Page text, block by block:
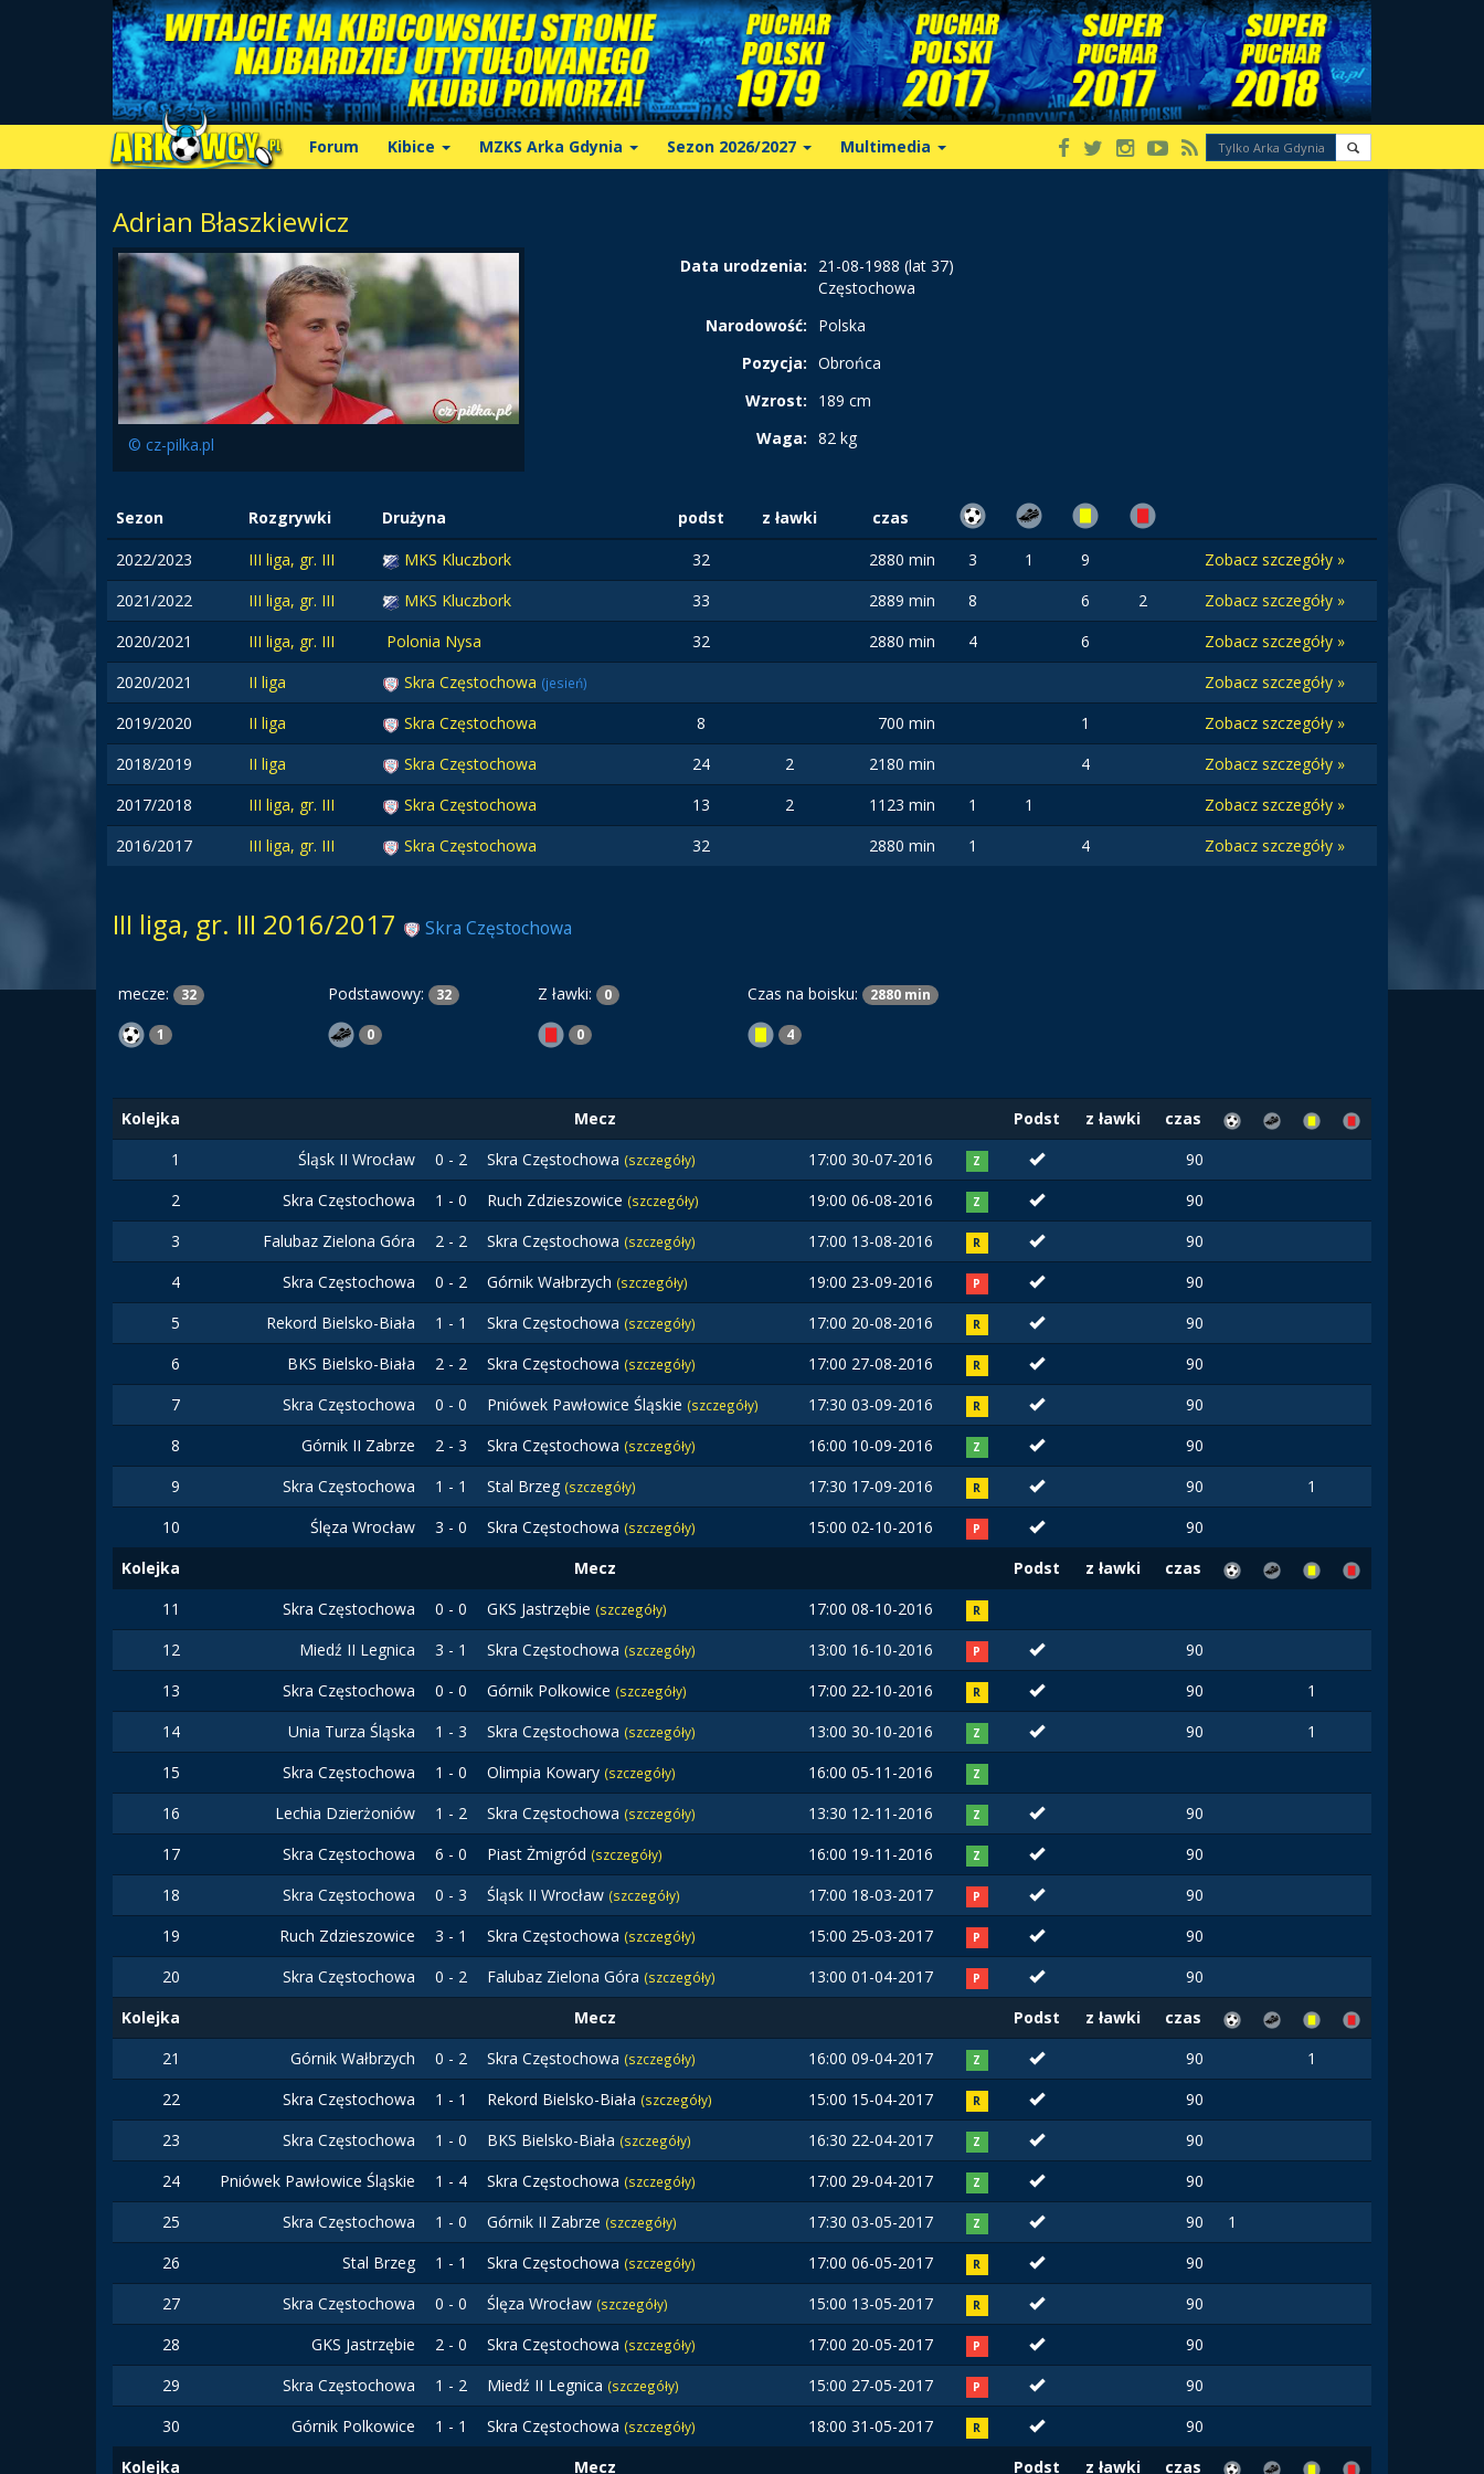
Forum Kibice MZKS Arka Gdynia Sezon 2026/2027 Multimedia
Adrian Błaszkiewicz
© cz-pilka.pl
Data urodzenia:
21-08-1988 (lat 37)
Częstochowa
Narodowość:
Polska
Pozycja: Obrońca
Wzrost:
189 cm
Waga: 82 kg
Sezon Rozgrywki Drużyna podst z ławki
czas
2022/2023
III liga, gr. III MKS Kluczbork 32 2880 min 3 1 9
Zobacz szczegóły »
2021/2022
III liga, gr. III MKS Kluczbork 33 2889 min 8 6 2
Zobacz szczegóły »
2020/2021
III liga, gr. III Polonia Nysa 32 2880 min 4 6
Zobacz szczegóły »
2020/2021
II liga Skra Częstochowa (jesień)
Zobacz szczegóły »
2019/2020
II liga Skra Częstochowa 8 700 min 1
Zobacz szczegóły »
2018/2019
II liga Skra Częstochowa 24 2 2180 min 4
Zobacz szczegóły »
2017/2018
III liga, gr. III Skra Częstochowa 13 2 1123 min 1 1
Zobacz szczegóły »
2016/2017
III liga, gr. III Skra Częstochowa 32 2880 min 1 4 Zobacz szczegóły »
III liga, gr. III 2016/2017 Skra Częstochowa
mecze: 32 Podstawowy: 32 Z ławki: 0 Czas na boisku: 2880 min
1 0 0 4
Kolejka Mecz Podst z ławki
czas
1
Śląsk II Wrocław 0 - 2 Skra Częstochowa (szczegóły) 17:00 30-07-2016 Z
90
2
Skra Częstochowa 1 - 0 Ruch Zdzieszowice (szczegóły) 19:00 06-08-2016 Z
90
3
Falubaz Zielona Góra 2 - 2 Skra Częstochowa (szczegóły) 17:00 13-08-2016 R
90
4
Skra Częstochowa 0 - 2 Górnik Wałbrzych (szczegóły) 19:00 23-09-2016 P
90
5
Rekord Bielsko-Biała 1 - 1 Skra Częstochowa (szczegóły) 17:00 20-08-2016 R
90
6
BKS Bielsko-Biała 2 - 2 Skra Częstochowa (szczegóły) 17:00 27-08-2016 R
90
7
Skra Częstochowa 0 - 0 Pniówek Pawłowice Śląskie (szczegóły) 17:30 03-09-2016 R
90
8
Górnik II Zabrze 2 - 3 Skra Częstochowa (szczegóły) 16:00 10-09-2016 Z
90
9
Skra Częstochowa 1 - 1 Stal Brzeg (szczegóły) 17:30 17-09-2016 R 90
1
10
Ślęza Wrocław 3 - 0 Skra Częstochowa (szczegóły) 15:00 02-10-2016 P
90
Kolejka
Mecz Podst z ławki
czas
11
Skra Częstochowa 0 - 0 GKS Jastrzębie (szczegóły) 17:00 08-10-2016 R
12 Miedź II Legnica 3 - 1 Skra Częstochowa (szczegóły) 13:00 16-10-2016 P
90
13
Skra Częstochowa 0 - 0 Górnik Polkowice (szczegóły) 17:00 22-10-2016 R 90
1
14
Unia Turza Śląska 1 - 3 Skra Częstochowa (szczegóły) 13:00 30-10-2016 Z 90
1
15
Skra Częstochowa 1 - 0 Olimpia Kowary (szczegóły) 16:00 05-11-2016 Z
16 Lechia Dzierżoniów 1 - 2 Skra Częstochowa (szczegóły) 13:30 12-11-2016 Z
90
17
Skra Częstochowa 6 - 0 Piast Żmigród (szczegóły) 16:00 19-11-2016 Z
90
18
Skra Częstochowa 0 - 3 Śląsk II Wrocław (szczegóły) 17:00 18-03-2017 P
90
19
Ruch Zdzieszowice 3 - 1 Skra Częstochowa (szczegóły) 15:00 25-03-2017 P
90
20
Skra Częstochowa 0 - 2 Falubaz Zielona Góra (szczegóły) 13:00 01-04-2017 P
90
Kolejka
Mecz Podst z ławki
czas
21
Górnik Wałbrzych 0 - 2 Skra Częstochowa (szczegóły) 16:00 09-04-2017 Z 90
1
22
Skra Częstochowa 1 - 1 Rekord Bielsko-Biała (szczegóły) 15:00 15-04-2017 R
90
23
Skra Częstochowa 1 - 0 BKS Bielsko-Biała (szczegóły) 16:30 22-04-2017 Z
90
24
Pniówek Pawłowice Śląskie 1 - 4 Skra Częstochowa (szczegóły) 17:00 29-04-2017 Z
90
25
Skra Częstochowa 1 - 0 Górnik II Zabrze (szczegóły) 17:30 03-05-2017 Z 90
1
26
Stal Brzeg 1 - 1 Skra Częstochowa (szczegóły) 17:00 06-05-2017 R
90
27
Skra Częstochowa 0 - 0 Ślęza Wrocław (szczegóły) 15:00 13-05-2017 R
90
28
GKS Jastrzębie 2 - 0 Skra Częstochowa (szczegóły) 17:00 20-05-2017 P
90
29
Skra Częstochowa 1 - 2 Miedź II Legnica (szczegóły) 15:00 27-05-2017 P
90
30
Górnik Polkowice 1 - 1 Skra Częstochowa (szczegóły) 18:00 31-05-2017 R
90
Kolejka
Mecz Podst z ławki czas